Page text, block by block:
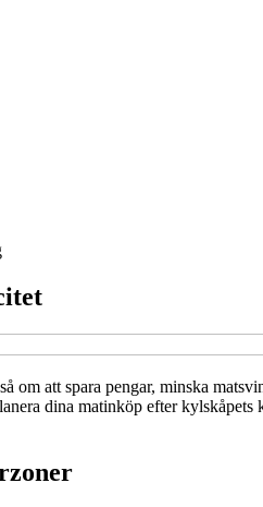
att spara pengar, minska
dina matinköp efter